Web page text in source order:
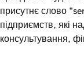
присутнє слово
підприємств, які
консультування,